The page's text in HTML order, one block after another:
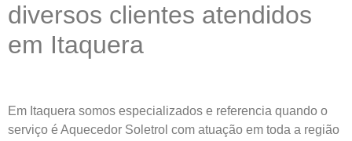
diversos clientes atendidos
em Itaquera
Em Itaquera somos especializados e referencia quando o
serviço é Aquecedor Soletrol com atuação em toda a região